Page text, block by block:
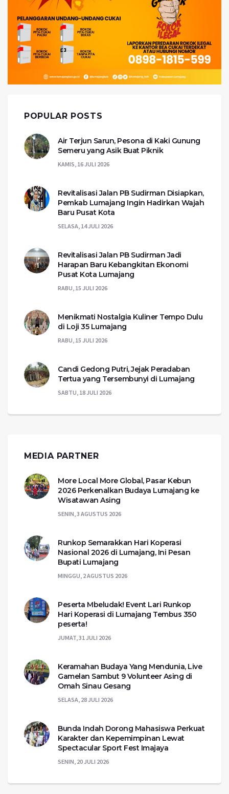
POPULAR POSTS
Air Terjun Sarun, Pesona di Kaki Gunung
Semeru yang Asik Buat Piknik
KAMIS, 16 JULI 2026
Revitalisasi Jalan PB Sudirman Disiapkan,
Pemkab Lumajang Ingin Hadirkan Wajah
Baru Pusat Kota
SELASA, 14 JULI 2026
Revitalisasi Jalan PB Sudirman Jadi
Harapan Baru Kebangkitan Ekonomi
Pusat Kota Lumajang
RABU, 15 JULI 2026
Menikmati Nostalgia Kuliner Tempo Dulu
di Loji 35 Lumajang
RABU, 15 JULI 2026
Candi Gedong Putri, Jejak Peradaban
Tertua yang Tersembunyi di Lumajang
SABTU, 18 JULI 2026
MEDIA PARTNER
More Local More Global, Pasar Kebun
2026 Perkenalkan Budaya Lumajang ke
Wisatawan Asing
SENIN, 3 AGUSTUS 2026
Runkop Semarakkan Hari Koperasi
Nasional 2026 di Lumajang, Ini Pesan
Bupati Lumajang
MINGGU, 2 AGUSTUS 2026
Peserta Mbeludak! Event Lari Runkop
Hari Koperasi di Lumajang Tembus 350
peserta!
JUMAT, 31 JULI 2026
Keramahan Budaya Yang Mendunia, Live
Gamelan Sambut 9 Volunteer Asing di
Omah Sinau Gesang
SELASA, 28 JULI 2026
Bunda Indah Dorong Mahasiswa Perkuat
Karakter dan Kepemimpinan Lewat
Spectacular Sport Fest Imajaya
SENIN, 20 JULI 2026